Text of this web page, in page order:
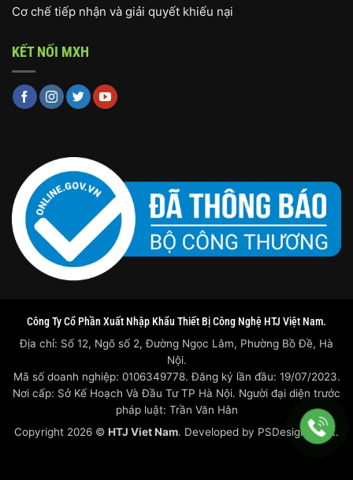
Cơ chế tiếp nhận và giải quyết khiếu nại
KẾT NỐI MXH
Công Ty Cổ Phần Xuất Nhập Khẩu Thiết Bị Công Nghệ HTJ Việt Nam.
Địa chỉ: Số 12, Ngõ số 2, Đường Ngọc Lâm, Phường Bồ Đề, Hà
Nội.
Mã số doanh nghiệp: 0106349778. Đăng ký lần đầu: 19/07/2023.
Nơi cấp: Sở Kế Hoạch Và Đầu Tư TP Hà Nội. Người đại diện trước
pháp luật: Trần Văn Hân
Copyright 2026 © HTJ Viet Nam. Developed by PSDesigner.net.